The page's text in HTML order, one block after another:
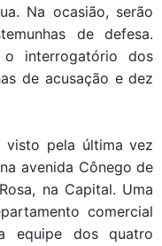
Na ocasião, serão
de defesa.
o interrogatório dos
de acusação e dez
visto pela última vez
avenida Cônego de
na Capital. Uma
comercial
equipe dos quatro